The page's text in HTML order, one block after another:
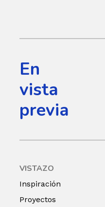
En
vista
previa
VISTAZO
Inspiración
Proyectos